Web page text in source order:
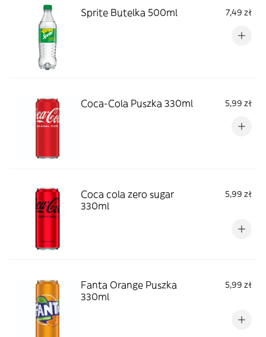
Sprite Butelka 500ml 7,49 zł
Coca-Cola Puszka 330ml 5,99 zł
Coca cola zero sugar
330ml
5,99 zł
Fanta Orange Puszka
330ml
5,99 zł